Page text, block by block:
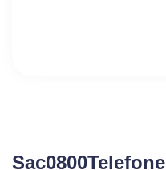
Sac0800Telefone